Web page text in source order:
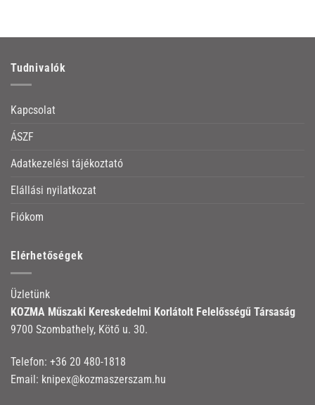
Tudnivalók
Kapcsolat
ÁSZF
Adatkezelési tájékoztató
Elállási nyilatkozat
Fiókom
Elérhetőségek
Üzletünk
KOZMA Műszaki Kereskedelmi Korlátolt Felelősségű Társaság
9700 Szombathely, Kötő u. 30.
Telefon: +36 20 480-1818
Email: knipex@kozmaszerszam.hu